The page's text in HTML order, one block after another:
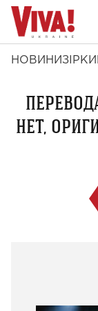
НОВИНИ ЗІРКИ
НЕТ,